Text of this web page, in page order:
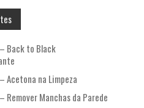
Back to Black
Acetona na Limpeza
Remover Manchas da Parede